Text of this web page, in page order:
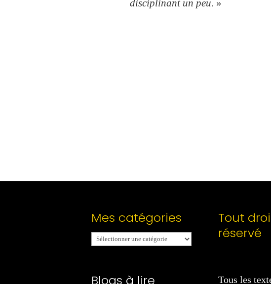
disciplinant un peu. »
Mes catégories
Mes
catégories
Blogs à lire
Tout
réservé
Tous les